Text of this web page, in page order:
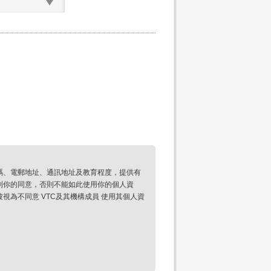
電郵地址、通訊地址及教育程度，提供有
的同意，否則不能如此使用你的個人資
為不同意 VTC及其機構成員 使用其個人資